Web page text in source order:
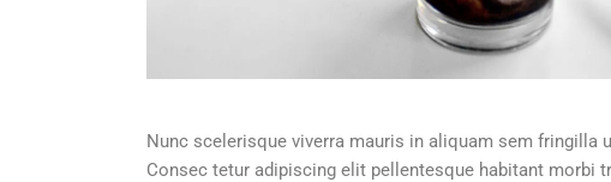
Nunc scelerisque viverra mauris in aliquam sem fringilla
Consec tetur adipiscing elit pellentesque habitant